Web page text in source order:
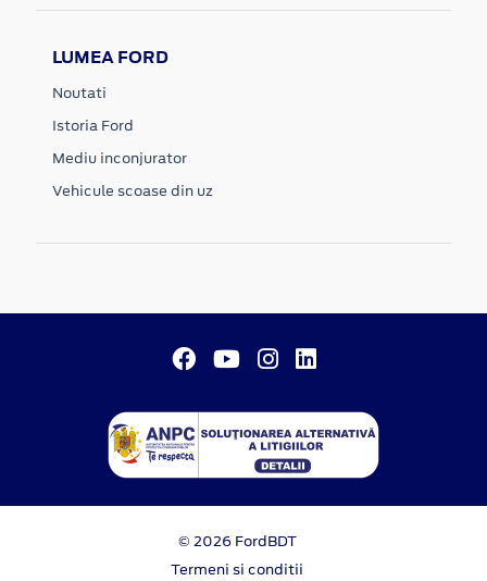
LUMEA FORD
Noutati
Istoria Ford
Mediu inconjurator
Vehicule scoase din uz
© 2026 FordBDT
Termeni si conditii